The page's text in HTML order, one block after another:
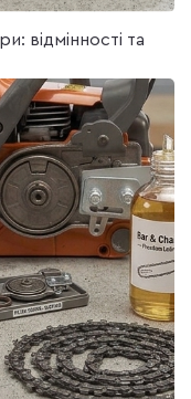
підходящу
в постійному
території
і в
клієнтам два
відмінності та